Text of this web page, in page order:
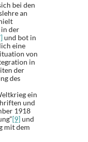
bei den
an
der
und bot in
eine
von
in
der
des
ein
und
1918
[9]und
mit dem